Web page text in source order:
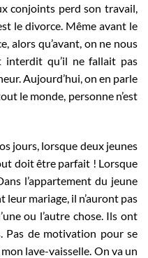
conjoints perd son travail,
le divorce. Même avant le
alors qu’avant, on ne nous
interdit qu’il ne fallait pas
Aujourd’hui, on en parle
le monde, personne n’est
jours, lorsque deux jeunes
doit être parfait ! Lorsque
l’appartement du jeune
leur mariage, il n’auront pas
ou l’autre chose. Ils ont
Pas de motivation pour se
lave-vaisselle. On va un